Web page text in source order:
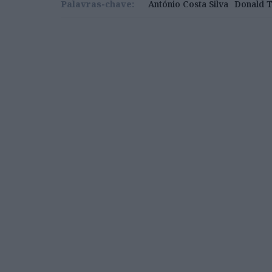
Palavras-chave: António Costa Silva Donald